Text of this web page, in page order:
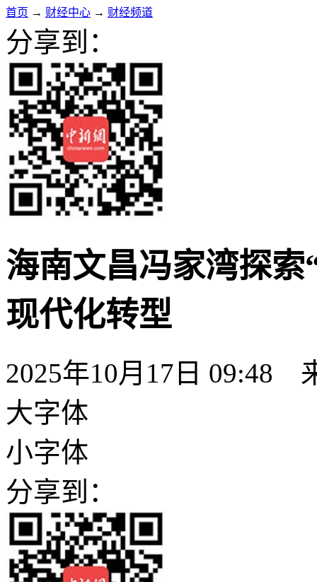
首页 → 财经中心 → 财经频道
分享到：
海南文昌冯家湾探
现代化转型
2025年10月17日 09:48
大字体
小字体
分享到：